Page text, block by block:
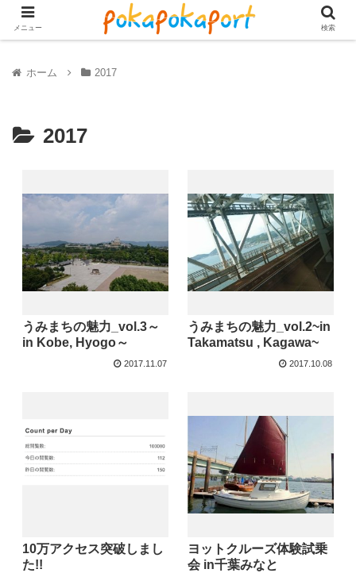
ホーム 2017
2017
うみまちの魅力_vol.3～
in Kobe, Hyogo～
2017.11.07
うみまちの魅力_vol.2~in
Takamatsu , Kagawa~
2017.10.08
10万アクセス突破しまし
た!!
ヨットクルーズ体験試乗
会 in千葉みなと
メニュー 検索